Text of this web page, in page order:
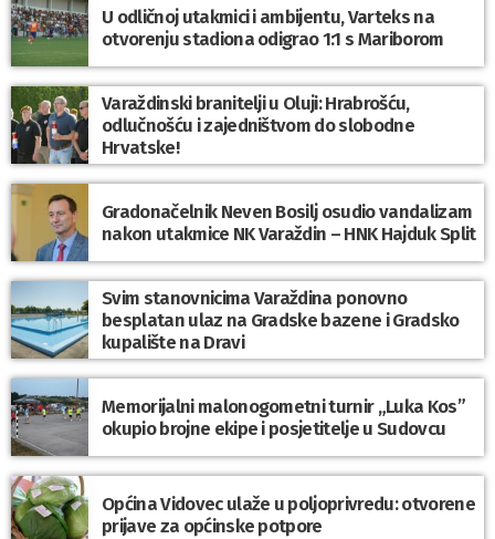
U odličnoj utakmici i ambijentu, Varteks na
otvorenju stadiona odigrao 1:1 s Mariborom
Varaždinski branitelji u Oluji: Hrabrošću,
odlučnošću i zajedništvom do slobodne
Hrvatske!
Gradonačelnik Neven Bosilj osudio vandalizam
nakon utakmice NK Varaždin – HNK Hajduk Split
Svim stanovnicima Varaždina ponovno
besplatan ulaz na Gradske bazene i Gradsko
kupalište na Dravi
Memorijalni malonogometni turnir „Luka Kos”
okupio brojne ekipe i posjetitelje u Sudovcu
Općina Vidovec ulaže u poljoprivredu: otvorene
prijave za općinske potpore